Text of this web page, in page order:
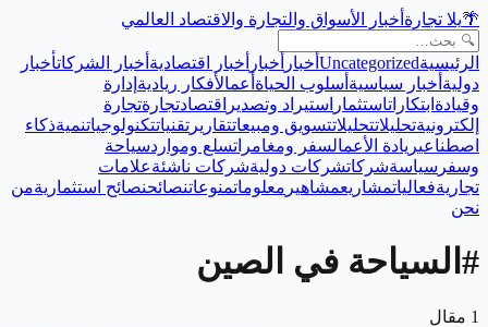
🌴يلا تجارة أخبار الأسواق والتجارة والاقتصاد العالمي
الرئيسيةUncategorized أخبار أخبار أخبار اقتصادية أخبار الشركاتأخبار
دولية أخبار سياسية أسلوب الحياة أعمالأفكار ريادية إدارة
وقيادة ابتكاراتاستثمار استيراد وتصدير اقتصادتجارةتجارة
إلكترونيةتحليلاتتحليلاتتسويق ومبيعاتتقارير تقنياتتكنولوجياتنميةذكاء
اصطناعيريادة الأعمالسفر ومغامراتسلع ومواردسياحة
وسفر سياسةشركاتشركات دوليةشركات ناشئةعلامات
تجاريةفعالياتمشاريعمشاهير معلوماتمنوعاتنصائحنصائح استثماريةمن
نحن
# السياحة في الصين
1 مقال